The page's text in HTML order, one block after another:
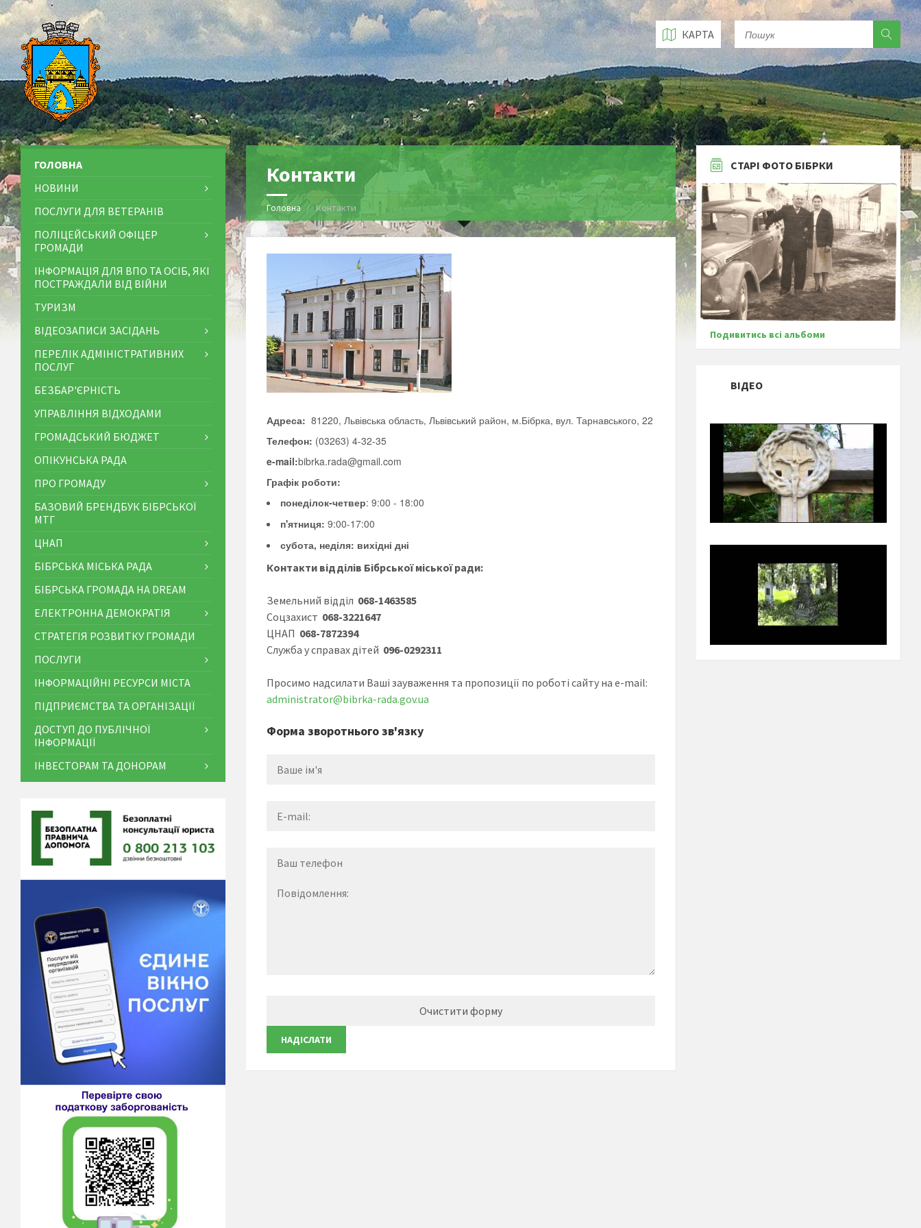
КАРТА
Контакти
Головна Контакти
Адреса: 81220, Львівська область, Львівський район, м.Бібрка, вул. Тарнавського, 22
Телефон: (03263) 4-32-35
e-mail:bibrka.rada@gmail.com
Графік роботи:
понеділок-четвер: 9:00 - 18:00
п'ятниця: 9:00-17:00
субота, неділя: вихідні дні
Контакти відділів Бібрської міської ради:
Земельний відділ 068-1463585
Соцзахист 068-3221647
ЦНАП 068-7872394
Служба у справах дітей 096-0292311
Просимо надсилати Ваші зауваження та пропозиції по роботі сайту на e-mail:
administrator@bibrka-rada.gov.ua
Форма зворотнього зв'язку
ГОЛОВНА
НОВИНИ
ПОСЛУГИ ДЛЯ ВЕТЕРАНІВ
ПОЛІЦЕЙСЬКИЙ ОФІЦЕР
ГРОМАДИ
ІНФОРМАЦІЯ ДЛЯ ВПО ТА ОСІБ, ЯКІ
ПОСТРАЖДАЛИ ВІД ВІЙНИ
ТУРИЗМ
ВІДЕОЗАПИСИ ЗАСІДАНЬ
ПЕРЕЛІК АДМІНІСТРАТИВНИХ
ПОСЛУГ
БЕЗБАР'ЄРНІСТЬ
УПРАВЛІННЯ ВІДХОДАМИ
ГРОМАДСЬКИЙ БЮДЖЕТ
ОПІКУНСЬКА РАДА
ПРО ГРОМАДУ
БАЗОВИЙ БРЕНДБУК БІБРСЬКОЇ
МТГ
ЦНАП
БІБРСЬКА МІСЬКА РАДА
БІБРСЬКА ГРОМАДА НА DREAM
ЕЛЕКТРОННА ДЕМОКРАТІЯ
СТРАТЕГІЯ РОЗВИТКУ ГРОМАДИ
ПОСЛУГИ
ІНФОРМАЦІЙНІ РЕСУРСИ МІСТА
ПІДПРИЄМСТВА ТА ОРГАНІЗАЦІЇ
ДОСТУП ДО ПУБЛІЧНОЇ
ІНФОРМАЦІЇ
ІНВЕСТОРАМ ТА ДОНОРАМ
СТАРІ ФОТО БІБРКИ
Подивитись всі альбоми
ВІДЕО